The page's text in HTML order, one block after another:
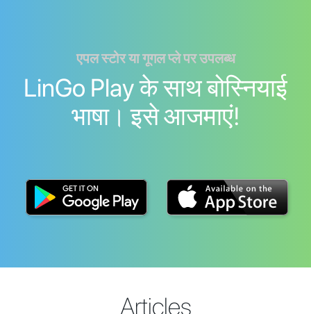
एपल स्टोर या गूगल प्ले पर उपलब्ध
LinGo Play के साथ बोस्नियाई
भाषा। इसे आजमाएं!
Articles